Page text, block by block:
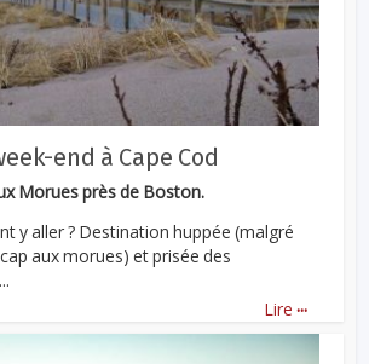
end à Cape Cod
Morues près de Boston.
y aller ? Destination huppée (malgré
aux morues) et prisée des
Lire ...